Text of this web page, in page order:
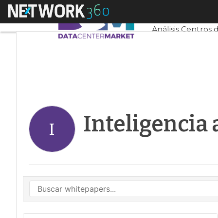
Menú
Análisis Centros
I Inteligencia